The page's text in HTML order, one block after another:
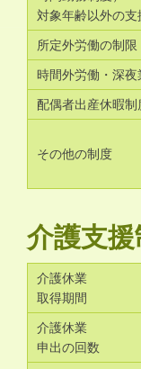
対象年齢以外の支
所定外労働の制限
時間外労働・深夜
配偶者出産休暇制
その他の制度
介護支
介護休業
取得期間
介護休業
申出の回数